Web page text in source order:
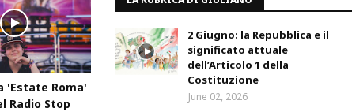
'Estate Roma'
Radio Stop
2 Giugno: la Repubblica e il
significato attuale
dell’Articolo 1 della
Costituzione
June 02, 2026